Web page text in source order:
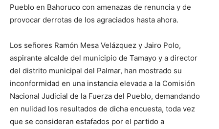
Pueblo en Bahoruco con amenazas de renuncia y de
provocar derrotas de los agraciados hasta ahora.
Los señores Ramón Mesa Velázquez y Jairo Polo,
aspirante alcalde del municipio de Tamayo y a director
del distrito municipal del Palmar, han mostrado su
inconformidad en una instancia elevada a la Comisión
Nacional Judicial de la Fuerza del Pueblo, demandando
en nulidad los resultados de dicha encuesta, toda vez
que se consideran estafados por el partido a